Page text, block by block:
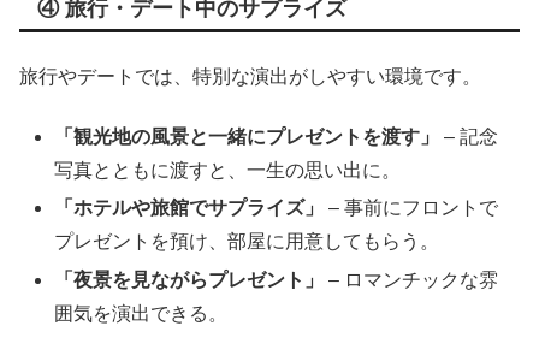
④ 旅行・デート中のサプライズ
旅行やデートでは、特別な演出がしやすい環境です。
「観光地の風景と一緒にプレゼントを渡す」
– 記念
写真とともに渡すと、一生の思い出に。
「ホテルや旅館でサプライズ」
– 事前にフロントで
プレゼントを預け、部屋に用意してもらう。
「夜景を見ながらプレゼント」
– ロマンチックな雰
囲気を演出できる。